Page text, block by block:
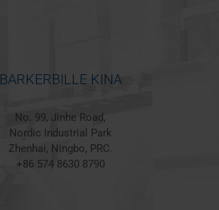
BARKERBILLE KINA
No. 99, Jinhe Road,
Nordic Industrial Park
Zhenhai, Ningbo, PRC.
+86 574 8630 8790